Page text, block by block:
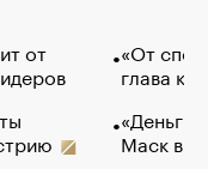
от
«От
глава
«Деньги
Маск в